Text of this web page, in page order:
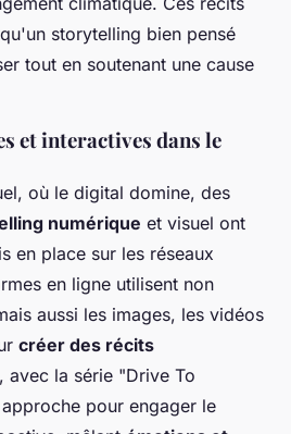
storytelling bien pensé
tout en soutenant une cause
et interactives dans le
où le digital domine, des
numérique et visuel ont
en place sur les réseaux
en ligne utilisent non
aussi les images, les vidéos
créer des récits
, avec la série "Drive To
pour engager le